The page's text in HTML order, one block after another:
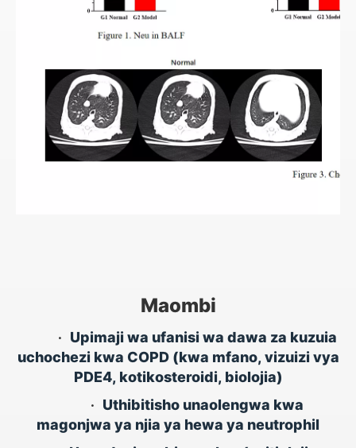
Maombi
• Upimaji wa ufanisi wa dawa za kuzuia
uchochezi kwa COPD (kwa mfano, vizuizi vya
PDE4, kotikosteroidi, biolojia)
• Uthibitisho unaolengwa kwa
magonjwa ya njia ya hewa ya neutrophil